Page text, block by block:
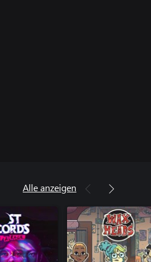
Alle anzeigen